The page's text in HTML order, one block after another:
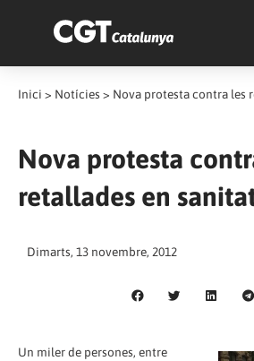
Inici > Notícies > Nova protesta contra les
Nova protesta
retallades en
Dimarts, 13 novembre, 2012
Un miler de persones, entre